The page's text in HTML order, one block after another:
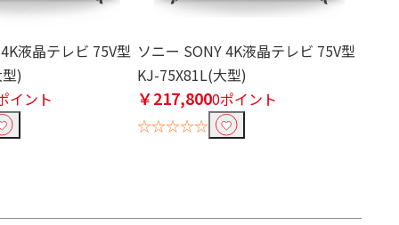
液晶テレビ 75V型
)
イント
ソニー SONY 4K液晶テレビ 75V型
KJ-75X81L(大型)
￥217,8000ポイント
☆☆☆☆☆